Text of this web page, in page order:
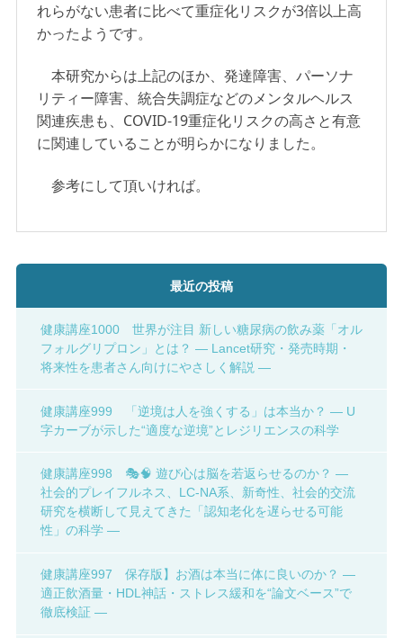
れらがない患者に比べて重症化リスクが3倍以上高
かったようです。
本研究からは上記のほか、発達障害、パーソナ
リティー障害、統合失調症などのメンタルヘルス
関連疾患も、COVID-19重症化リスクの高さと有意
に関連していることが明らかになりました。
参考にして頂いければ。
最近の投稿
健康講座1000 世界が注目 新しい糖尿病の飲み薬「オル
フォルグリプロン」とは？ ― Lancet研究・発売時期・
将来性を患者さん向けにやさしく解説 ―
健康講座999 「逆境は人を強くする」は本当か？ ― U
字カーブが示した“適度な逆境”とレジリエンスの科学
健康講座998 🎭🧠 遊び心は脳を若返らせるのか？ ―
社会的プレイフルネス、LC-NA系、新奇性、社会的交流
研究を横断して見えてきた「認知老化を遅らせる可能
性」の科学 ―
健康講座997 保存版】お酒は本当に体に良いのか？ ―
適正飲酒量・HDL神話・ストレス緩和を“論文ベース”で
徹底検証 ―